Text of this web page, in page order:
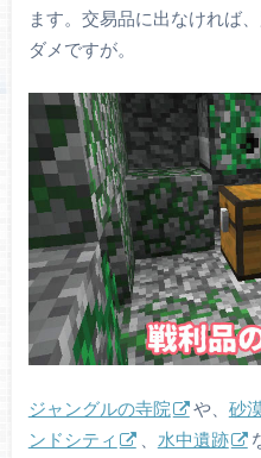
ます。交易品に出なければ
ダメですが。
ジャングルの寺院 や、 砂
ンドシティ
水中遺跡